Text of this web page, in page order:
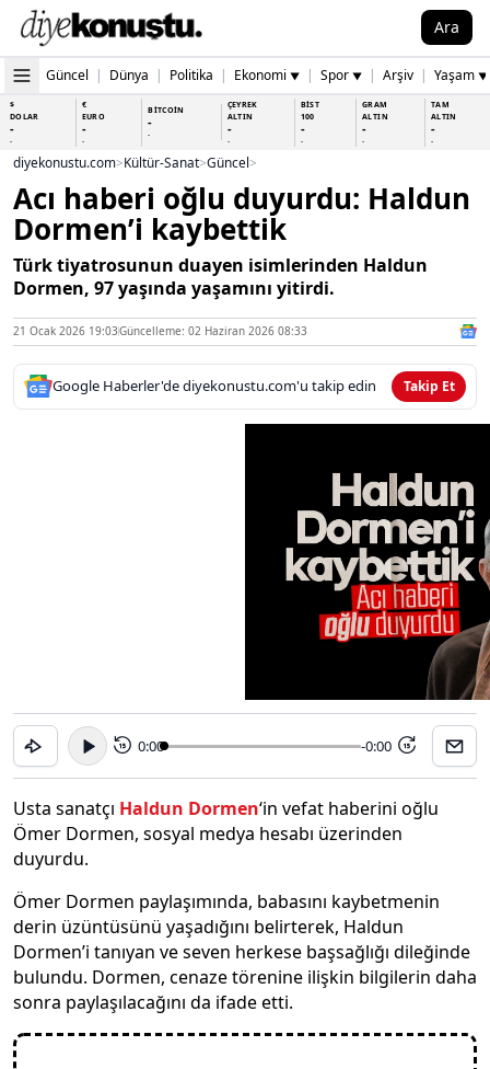
Ara
Güncel | Dünya | Politika | Ekonomi ▼ | Spor ▼ | Arşiv | Yaşam ▼
$
DOLAR
-
-
€
EURO
-
-
BİTCOİN
-
-
ÇEYREK
ALTIN
-
-
BİST
100
-
-
GRAM
ALTIN
-
-
TAM
ALTIN
-
-
diyekonustu.com>Kültür-Sanat>Güncel>
Acı haberi oğlu duyurdu: Haldun
Dormen’i kaybettik
Türk tiyatrosunun duayen isimlerinden Haldun
Dormen, 97 yaşında yaşamını yitirdi.
21 Ocak 2026 19:03Güncelleme: 02 Haziran 2026 08:33
Google Haberler'de diyekonustu.com'u takip edin Takip Et
15 0:00 -0:00 15
Usta sanatçı Haldun Dormen‘in vefat haberini oğlu
Ömer Dormen, sosyal medya hesabı üzerinden
duyurdu.
Ömer Dormen paylaşımında, babasını kaybetmenin
derin üzüntüsünü yaşadığını belirterek, Haldun
Dormen’i tanıyan ve seven herkese başsağlığı dileğinde
bulundu. Dormen, cenaze törenine ilişkin bilgilerin daha
sonra paylaşılacağını da ifade etti.